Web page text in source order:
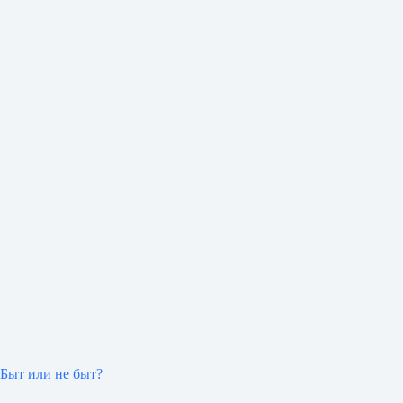
Быт или не быт?